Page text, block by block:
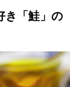
き「鮭」の